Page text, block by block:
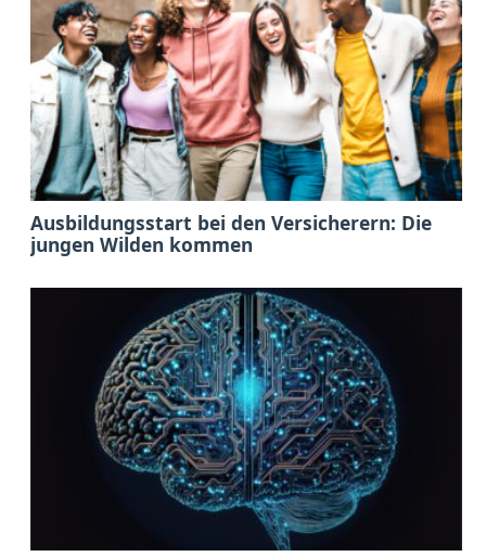
Ausbildungsstart bei den Versicherern: Die
jungen Wilden kommen